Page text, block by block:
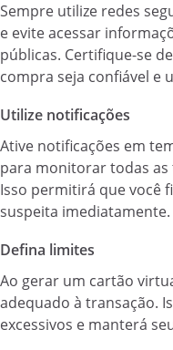
Sempre utilize redes
e evite acessar
públicas. Certifique-se
compra seja confiável e
Utilize notificações
Ative notificações em
para monitorar todas
Isso permitirá que você
suspeita imediatamente.
Defina limites
Ao gerar um cartão
adequado à transação.
excessivos e manterá